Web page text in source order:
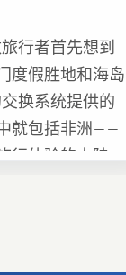
行者首先想到
度假胜地和海岛
换系统提供的
就包括非洲——
行体验的大陆。